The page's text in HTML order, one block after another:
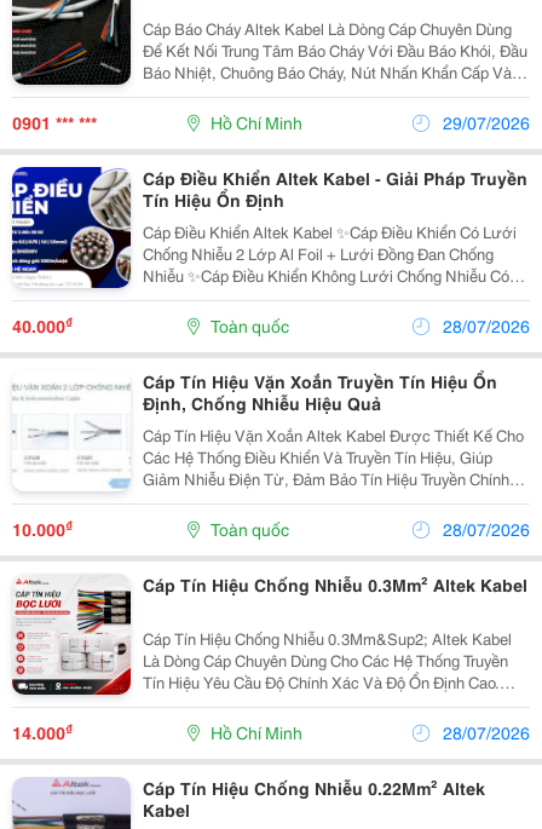
Cáp Báo Cháy Altek Kabel Là Dòng Cáp Chuyên Dùng
Để Kết Nối Trung Tâm Báo Cháy Với Đầu Báo Khói, Đầu
Báo Nhiệt, Chuông Báo Cháy, Nút Nhấn Khẩn Cấp Và
Các Thiết Bị Trong Hệ Thống Pccc. Sản Phẩm Được
Sản Xuất Trên Dây Chuyền Hiện Đại Với Ruột Dẫn
Đồng...
0901 *** *** Hồ Chí Minh 29/07/2026
Cáp Điều Khiển Altek Kabel - Giải Pháp Truyền
Tín Hiệu Ổn Định
Cáp Điều Khiển Altek Kabel ✨Cáp Điều Khiển Có Lưới
Chống Nhiễu 2 Lớp Al Foil + Lưới Đồng Đan Chống
Nhiễu ✨Cáp Điều Khiển Không Lưới Chống Nhiễu Có
Lớp Giấy Và Sợi Độn Pp Chịu Lực Số Lõi: 2 - 7 ( Lõi
Nhiều Màu ) ; 8 - 30 ( Lõi Màu Đen Đánh Số...
40.000₫ Toàn quốc 28/07/2026
Cáp Tín Hiệu Vặn Xoắn Truyền Tín Hiệu Ổn
Định, Chống Nhiễu Hiệu Quả
Cáp Tín Hiệu Vặn Xoắn Altek Kabel Được Thiết Kế Cho
Các Hệ Thống Điều Khiển Và Truyền Tín Hiệu, Giúp
Giảm Nhiễu Điện Từ, Đảm Bảo Tín Hiệu Truyền Chính
Xác Và Ổn Định Trong Quá Trình Vận Hành. Thông Số
Nổi Bật: ✔ 1, 2, 3, 4 Đôi (Pair) ✔ Tiết Diện:...
10.000₫ Toàn quốc 28/07/2026
Cáp Tín Hiệu Chống Nhiễu 0.3Mm² Altek Kabel
Cáp Tín Hiệu Chống Nhiễu 0.3Mm&Sup2; Altek Kabel
Là Dòng Cáp Chuyên Dùng Cho Các Hệ Thống Truyền
Tín Hiệu Yêu Cầu Độ Chính Xác Và Độ Ổn Định Cao.
Sản Phẩm Được Ứng Dụng Rộng Rãi Trong Nhà Máy,
Tủ Điện Điều Khiển, Hệ Thống Tự Động Hóa, Thiết Bị
14.000₫ Hồ Chí Minh 28/07/2026
Cáp Tín Hiệu Chống Nhiễu 0.22Mm² Altek
Kabel